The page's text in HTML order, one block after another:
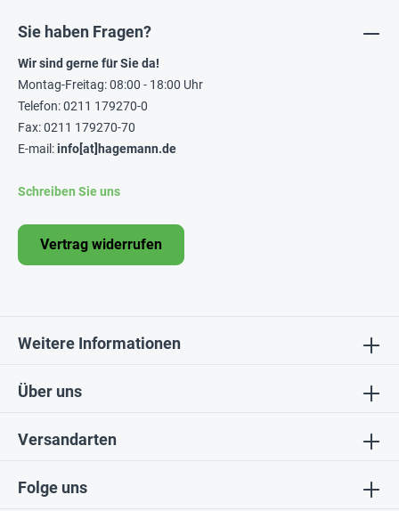
Folge uns
Über uns
Sie haben Fragen?
Wir sind gerne für Sie da!
Montag-Freitag: 08:00 - 18:00 Uhr
Telefon: 0211 179270-0
Fax: 0211 179270-70
E-mail:info[at]hagemann.de
Schreiben Sie uns
Vertrag widerrufen
Weitere Informationen
Versandarten